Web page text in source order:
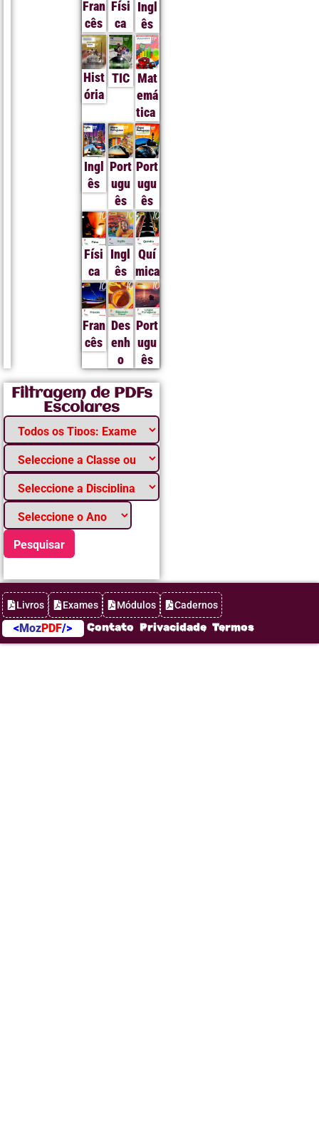
Fran
cês
Físi
ca
Ingl
ês
Hist
ória
TIC Mat
emá
tica
Ingl
ês
Port
ugu
ês
Port
ugu
ês
Físi
ca
Ingl
ês
Quí
mica
Fran
cês
Des
enh
o
Port
ugu
ês
Filtragem de PDFs
Escolares
Pesquisar
Livros Exames Módulos Cadernos
<MozPDF/> Contato Privacidade Termos